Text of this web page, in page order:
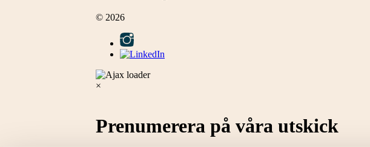
© 2026
×
Prenumerera på våra utskick